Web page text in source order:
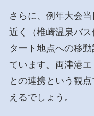
さらに、例年大会
近く（椎崎温泉バ
タート地点への移
ています。両津港
との連携という観
えるでしょう。